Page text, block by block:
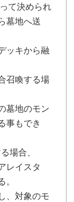
て決められ
墓地へ送
ッキから融
召喚する場
墓地のモン
事もでき
場合、
レイスタ
、対象のモ